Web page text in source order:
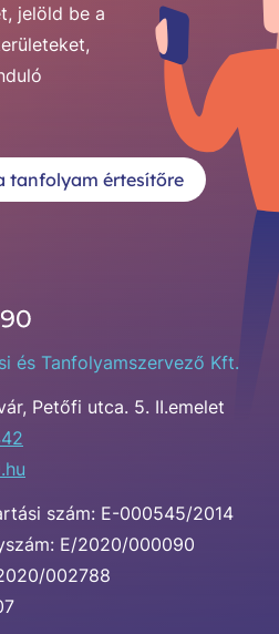
jelöld be a
tanfolyam értesítőre
és Tanfolyamszervező Kft.
Petőfi utca. 5. II.emelet
szám: E-000545/2014
E/2020/000090
002788